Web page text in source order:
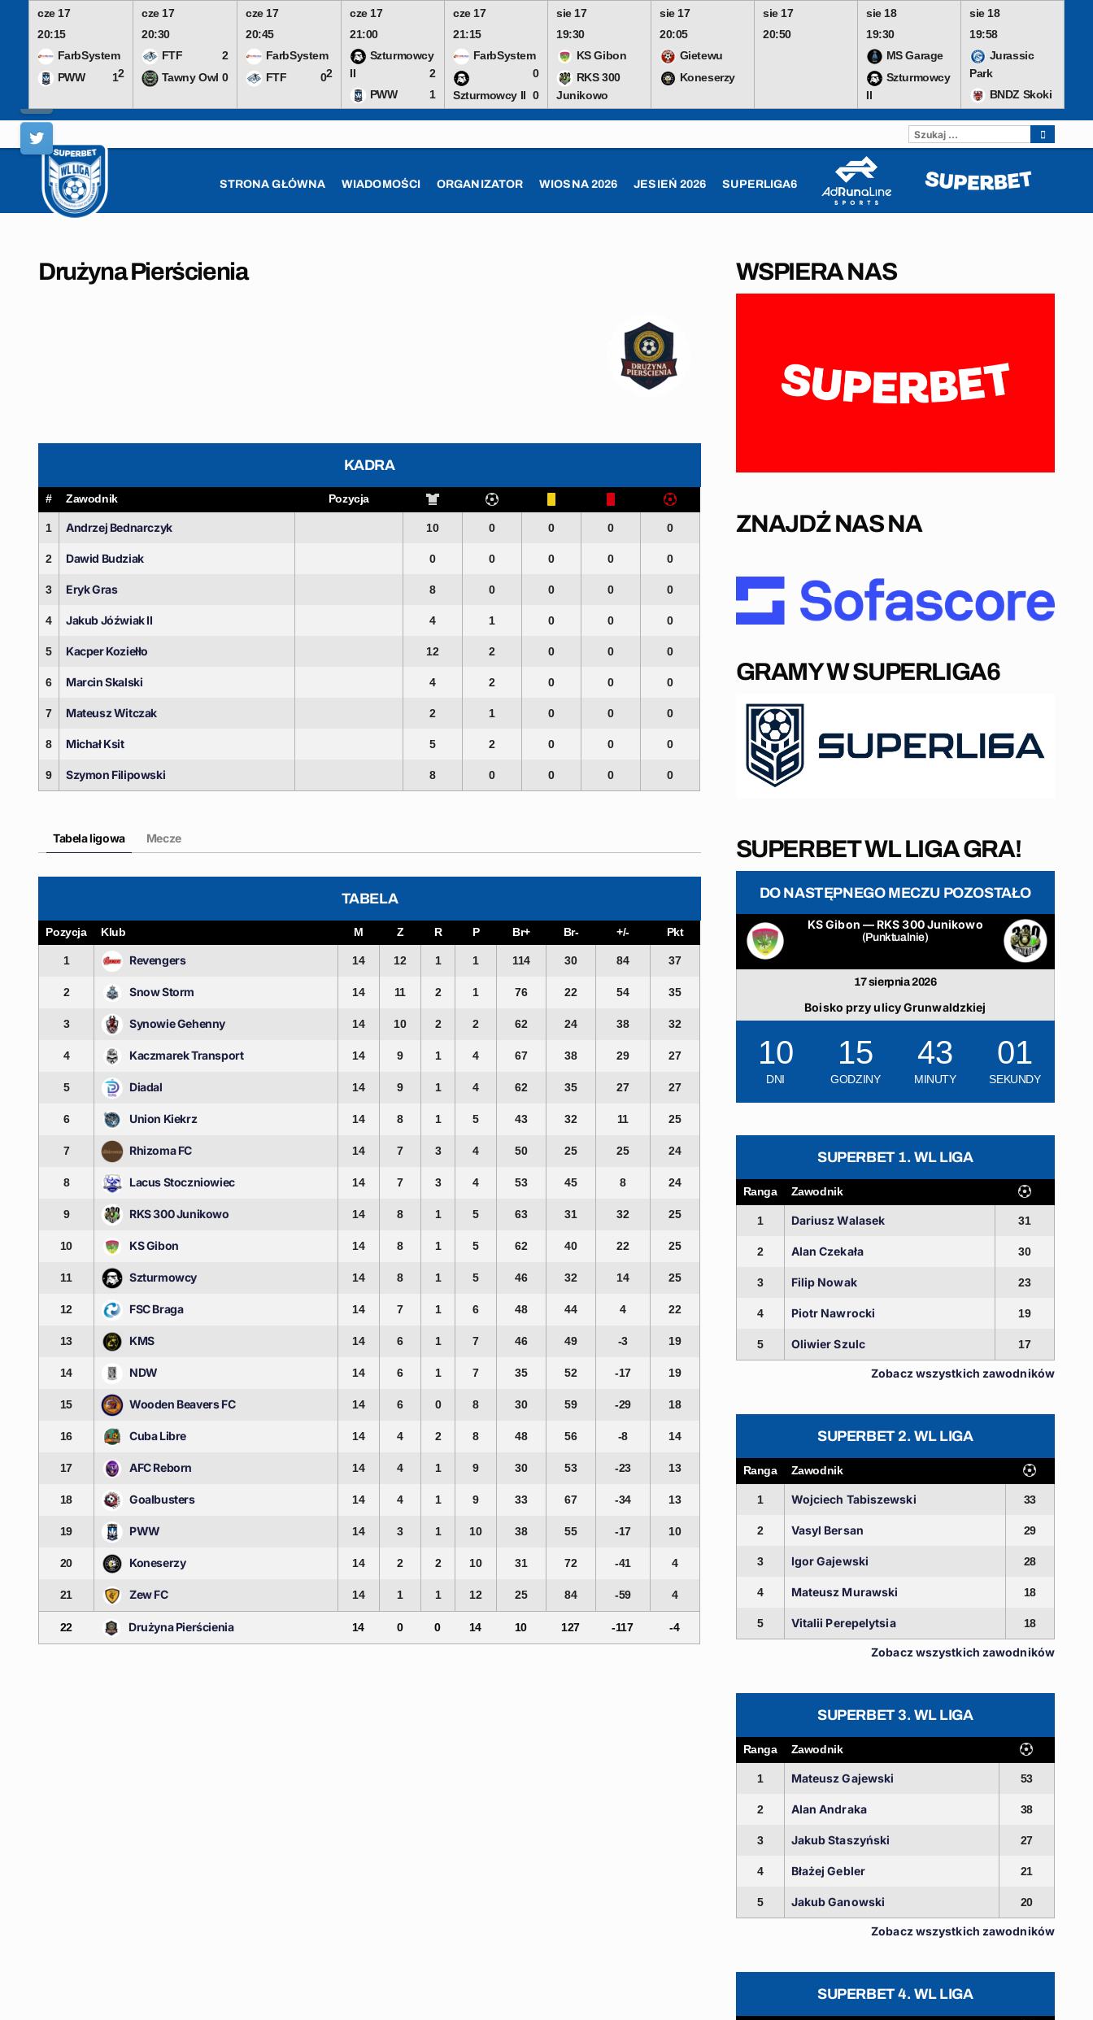
cze 17
20:15
FarbSystem
2
PWW 1
cze 17
20:30
FTF
2
Tawny Owl 0
cze 17
20:45
FarbSystem
2
FTF 0
cze 17
21:00
Szturmowcy
II
2
PWW
1
cze 17
21:15
FarbSystem
0
Szturmowcy II 0
sie 17
19:30
KS Gibon
RKS 300
Junikowo
sie 17
20:05
Gietewu
Koneserzy
sie 17
20:50
sie 18
19:30
MS Garage
Szturmowcy
II
sie 18
19:58
Jurassic
Park
BNDZ Skoki
Skip
content
STRONA GŁÓWNA WIADOMOŚCI ORGANIZATOR WIOSNA 2026 JESIEŃ 2026 SUPERLIGA6
SZUKAJ:
Drużyna Pierścienia
KADRA
# Zawodnik Pozycja
1 Andrzej Bednarczyk 10 0 0 0 0
2 Dawid Budziak 0 0 0 0 0
3 Eryk Gras 8 0 0 0 0
4 Jakub Jóźwiak II 4 1 0 0 0
5 Kacper Koziełło 12 2 0 0 0
6 Marcin Skalski 4 2 0 0 0
7 Mateusz Witczak 2 1 0 0 0
8 Michał Ksit 5 2 0 0 0
9 Szymon Filipowski 8 0 0 0 0
Tabela ligowa Mecze
TABELA
Pozycja Klub M Z R P Br+ Br- +/- Pkt
1 Revengers 14 12 1 1 114 30 84 37
2 Snow Storm 14 11 2 1 76 22 54 35
3 Synowie Gehenny 14 10 2 2 62 24 38 32
4 Kaczmarek Transport 14 9 1 4 67 38 29 27
5 Diadal 14 9 1 4 62 35 27 27
6 Union Kiekrz 14 8 1 5 43 32 11 25
7 Rhizoma FC 14 7 3 4 50 25 25 24
8 Lacus Stoczniowiec 14 7 3 4 53 45 8 24
9 RKS 300 Junikowo 14 8 1 5 63 31 32 25
10 KS Gibon 14 8 1 5 62 40 22 25
11 Szturmowcy 14 8 1 5 46 32 14 25
12 FSC Braga 14 7 1 6 48 44 4 22
13 KMS 14 6 1 7 46 49 -3 19
14 NDW 14 6 1 7 35 52 -17 19
15 Wooden Beavers FC 14 6 0 8 30 59 -29 18
16 Cuba Libre 14 4 2 8 48 56 -8 14
17 AFC Reborn 14 4 1 9 30 53 -23 13
18 Goalbusters 14 4 1 9 33 67 -34 13
19 PWW 14 3 1 10 38 55 -17 10
20 Koneserzy 14 2 2 10 31 72 -41 4
21 Zew FC 14 1 1 12 25 84 -59 4
22 Drużyna Pierścienia 14 0 0 14 10 127 -117 -4
WSPIERA NAS
ZNAJDŹ NAS NA
GRAMY W SUPERLIGA6
SUPERBET WL LIGA GRA!
DO NASTĘPNEGO MECZU POZOSTAŁO
KS Gibon — RKS 300 Junikowo
(Punktualnie)
17 sierpnia 2026
Boisko przy ulicy Grunwaldzkiej
10
DNI
15
GODZINY
43
MINUTY
00
SEKUNDY
SUPERBET 1. WL LIGA
Ranga Zawodnik
1 Dariusz Walasek 31
2 Alan Czekała 30
3 Filip Nowak 23
4 Piotr Nawrocki 19
5 Oliwier Szulc 17
Zobacz wszystkich zawodników
SUPERBET 2. WL LIGA
Ranga Zawodnik
1 Wojciech Tabiszewski 33
2 Vasyl Bersan 29
3 Igor Gajewski 28
4 Mateusz Murawski 18
5 Vitalii Perepelytsia 18
Zobacz wszystkich zawodników
SUPERBET 3. WL LIGA
Ranga Zawodnik
1 Mateusz Gajewski 53
2 Alan Andraka 38
3 Jakub Staszyński 27
4 Błażej Gebler 21
5 Jakub Ganowski 20
Zobacz wszystkich zawodników
SUPERBET 4. WL LIGA